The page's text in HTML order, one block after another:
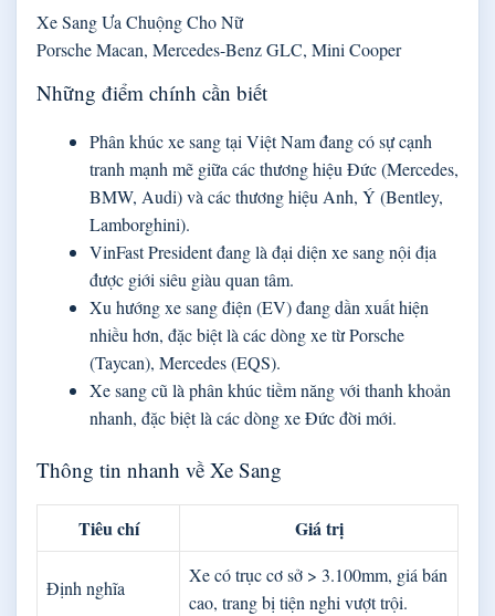
Xe Sang Ưa Chuộng Cho Nữ
Porsche Macan, Mercedes-Benz GLC, Mini Cooper
Những điểm chính cần biết
Phân khúc xe sang tại Việt Nam đang có sự cạnh
tranh mạnh mẽ giữa các thương hiệu Đức (Mercedes,
BMW, Audi) và các thương hiệu Anh, Ý (Bentley,
Lamborghini).
VinFast President đang là đại diện xe sang nội địa
được giới siêu giàu quan tâm.
Xu hướng xe sang điện (EV) đang dần xuất hiện
nhiều hơn, đặc biệt là các dòng xe từ Porsche
(Taycan), Mercedes (EQS).
Xe sang cũ là phân khúc tiềm năng với thanh khoản
nhanh, đặc biệt là các dòng xe Đức đời mới.
Thông tin nhanh về Xe Sang
Tiêu chí Giá trị
Định nghĩa
Xe có trục cơ sở > 3.100mm, giá bán
cao, trang bị tiện nghi vượt trội.